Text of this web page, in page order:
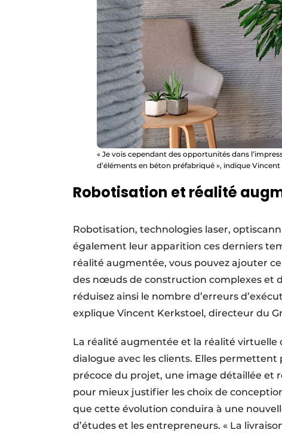
« Je vois cependant des opportunités dans
d’éléments en béton préfabriqué », indique
Robotisation et réalité
Robotisation, technologies laser,
également leur apparition ces derniers
réalité augmentée, vous pouvez ajouter
des nœuds de construction complexes et
réduisez ainsi le nombre d’erreurs
explique Vincent Kerkstoel, directeur du
La réalité augmentée et la réalité
dialogue avec les clients. Elles
précoce du projet, une image détaillée et
pour mieux justifier les choix de
que cette évolution conduira à une
d’études et les entrepreneurs. « La